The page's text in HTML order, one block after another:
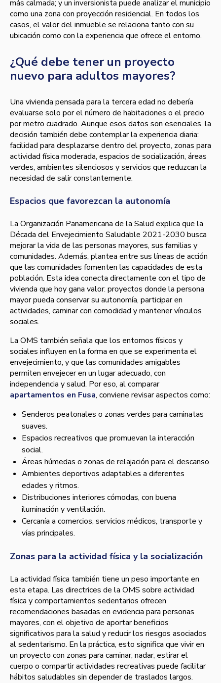
más calmada; y un inversionista puede analizar el municipio
como una zona con proyección residencial. En todos los
casos, el valor del inmueble se relaciona tanto con su
ubicación como con la experiencia que ofrece el entorno.
¿Qué debe tener un proyecto
nuevo para adultos mayores?
Una vivienda pensada para la tercera edad no debería
evaluarse solo por el número de habitaciones o el precio
por metro cuadrado. Aunque esos datos son esenciales, la
decisión también debe contemplar la experiencia diaria:
facilidad para desplazarse dentro del proyecto, zonas para
actividad física moderada, espacios de socialización, áreas
verdes, ambientes silenciosos y servicios que reduzcan la
necesidad de salir constantemente.
Espacios que favorezcan la autonomía
La Organización Panamericana de la Salud explica que la
Década del Envejecimiento Saludable 2021-2030 busca
mejorar la vida de las personas mayores, sus familias y
comunidades. Además, plantea entre sus líneas de acción
que las comunidades fomenten las capacidades de esta
población. Esta idea conecta directamente con el tipo de
vivienda que hoy gana valor: proyectos donde la persona
mayor pueda conservar su autonomía, participar en
actividades, caminar con comodidad y mantener vínculos
sociales.
La OMS también señala que los entornos físicos y
sociales influyen en la forma en que se experimenta el
envejecimiento, y que las comunidades amigables
permiten envejecer en un lugar adecuado, con
independencia y salud. Por eso, al comparar
apartamentos en Fusa, conviene revisar aspectos como:
Senderos peatonales o zonas verdes para caminatas
suaves.
Espacios recreativos que promuevan la interacción
social.
Áreas húmedas o zonas de relajación para el descanso.
Ambientes deportivos adaptables a diferentes
edades y ritmos.
Distribuciones interiores cómodas, con buena
iluminación y ventilación.
Cercanía a comercios, servicios médicos, transporte y
vías principales.
Zonas para la actividad física y la socialización
La actividad física también tiene un peso importante en
esta etapa. Las directrices de la OMS sobre actividad
física y comportamientos sedentarios ofrecen
recomendaciones basadas en evidencia para personas
mayores, con el objetivo de aportar beneficios
significativos para la salud y reducir los riesgos asociados
al sedentarismo. En la práctica, esto significa que vivir en
un proyecto con zonas para caminar, nadar, estirar el
cuerpo o compartir actividades recreativas puede facilitar
hábitos saludables sin depender de traslados largos.